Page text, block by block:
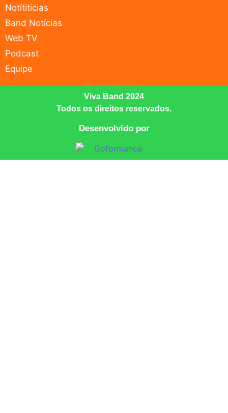
Notítiticias
Band Notícias
Web TV
Podcast
Equipe
Viva Band 2024
Todos os direitos reservados.
Desenvolvido por